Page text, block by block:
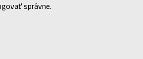
správne.